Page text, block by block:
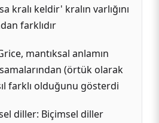
kralı keldir' kralın varlığını
farklıdır
mantıksal anlamın
(örtük olarak
farklı olduğunu gösterdi
diller: Biçimsel diller